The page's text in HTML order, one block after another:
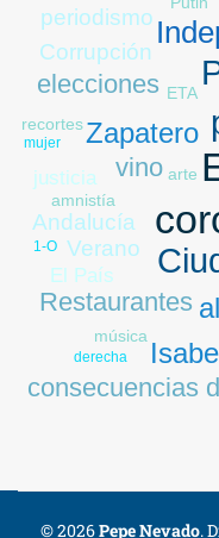
Zapatero
elecciones
Restaurantes
vino
consecuencias
Andalucía
Verano
Corrupción
periodismo
El País
justicia arte
recortes
amnistía
ETA
música
derecha
mujer
1-O
© 2026Pepe Nevado.